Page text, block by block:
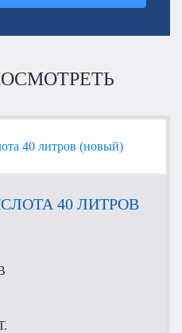
40 ЛИТРОВ